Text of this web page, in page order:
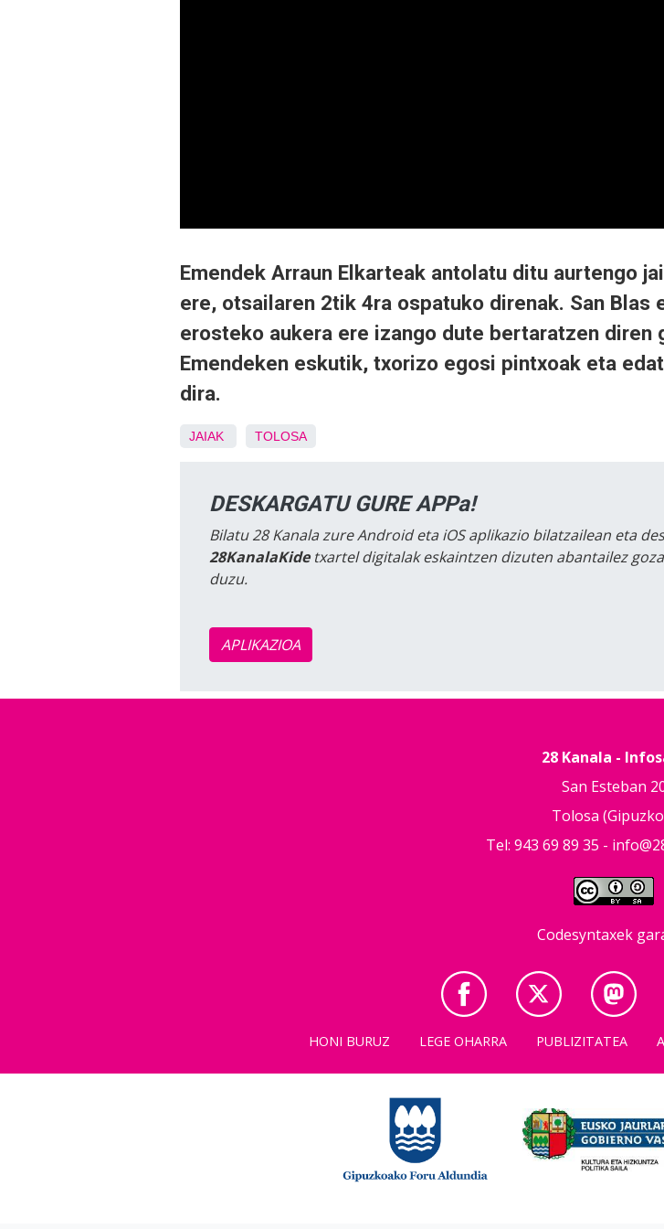
Emendek Arraun Elkarteak antolatu ditu aurtengo
ere, otsailaren 2tik 4ra ospatuko direnak. San Blas
erosteko aukera ere izango dute bertaratzen diren
Emendeken eskutik, txorizo egosi pintxoak eta
dira.
JAIAK TOLOSA
DESKARGATU GURE APPa!
Bilatu 28 Kanala zure Android eta iOS aplikazio bilatzailean eta
28KanalaKidetxartel digitalak eskaintzen dizuten abantailez
duzu.
APLIKAZIOA
28 Kanala -
San Esteban
Tolosa
Tel: 943 69 89 35 -
Codesyntaxek
HONI BURUZ LEGE OHARRA PUBLIZITATEA